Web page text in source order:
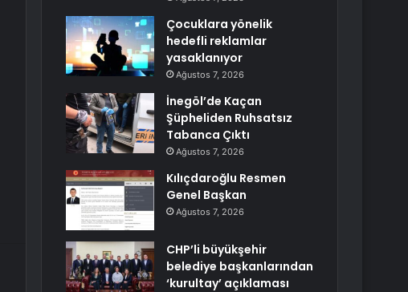
Çocuklara yönelik
hedefli reklamlar
yasaklanıyor
Ağustos 7, 2026
İnegöl’de Kaçan
Şüpheliden Ruhsatsız
Tabanca Çıktı
Ağustos 7, 2026
Kılıçdaroğlu Resmen
Genel Başkan
Ağustos 7, 2026
CHP’li büyükşehir
belediye başkanlarından
‘kurultay’ açıklaması